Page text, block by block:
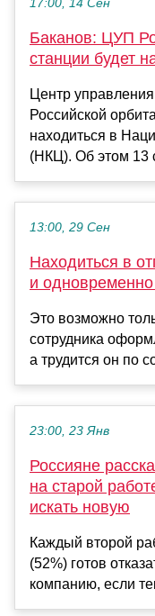
17:00, 14 Сен
Баканов: ЦУП
станции будет
Центр
Российской
находиться в
(НКЦ). Об этом 13
13:00, 29 Сен
Находиться в
и одновременно
Это возможно
сотрудника
а трудится он по
23:00, 23 Янв
Россияне
на старой
искать новую
Каждый второй
(52%) готов
компанию, если